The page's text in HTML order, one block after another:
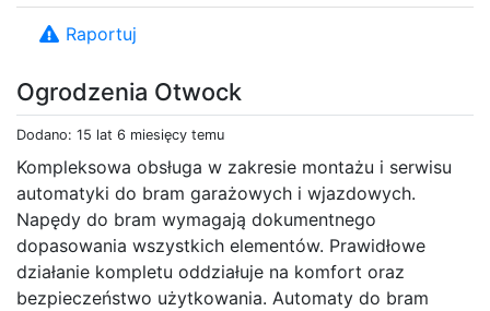
Ogrodzenia Otwock
Dodano: 15 lat 6 miesięcy temu
Kompleksowa obsługa w zakresie montażu i serwisu
automatyki do bram garażowych i wjazdowych.
Napędy do bram wymagają dokumentnego
dopasowania wszystkich elementów. Prawidłowe
działanie kompletu oddziałuje na komfort oraz
bezpieczeństwo użytkowania. Automaty do bram
Raportuj